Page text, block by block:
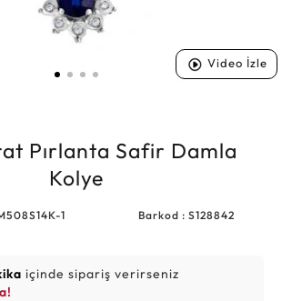
Video İzle
Pırlanta Safir Damla
Kolye
1 Barkod : S128842
içinde sipariş verirseniz